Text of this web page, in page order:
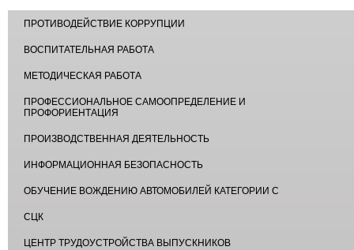
ПРОТИВОДЕЙСТВИЕ КОРРУПЦИИ
ВОСПИТАТЕЛЬНАЯ РАБОТА
МЕТОДИЧЕСКАЯ РАБОТА
ПРОФЕССИОНАЛЬНОЕ САМООПРЕДЕЛЕНИЕ И
ПРОФОРИЕНТАЦИЯ
ПРОИЗВОДСТВЕННАЯ ДЕЯТЕЛЬНОСТЬ
ИНФОРМАЦИОННАЯ БЕЗОПАСНОСТЬ
ОБУЧЕНИЕ ВОЖДЕНИЮ АВТОМОБИЛЕЙ КАТЕГОРИИ С
СЦК
ЦЕНТР ТРУДОУСТРОЙСТВА ВЫПУСКНИКОВ